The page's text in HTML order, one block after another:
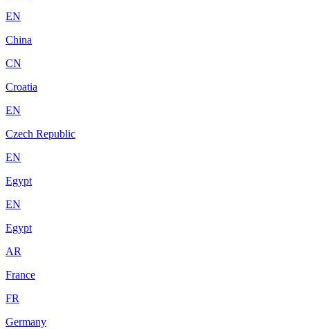
EN
China
CN
Croatia
EN
Czech Republic
EN
Egypt
EN
Egypt
AR
France
FR
Germany